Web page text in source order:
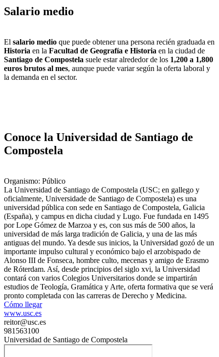
Salario medio
El salario medio que puede obtener una persona recién graduada en
Historia en la Facultad de Geografía e Historia en la ciudad de
Santiago de Compostela suele estar alrededor de los 1,200 a 1,800
euros brutos al mes, aunque puede variar según la oferta laboral y
la demanda en el sector.
Conoce la Universidad de Santiago de
Compostela
Organismo: Público
La Universidad de Santiago de Compostela (USC; en gallego y
oficialmente, Universidade de Santiago de Compostela) es una
universidad pública con sede en Santiago de Compostela, Galicia
(España), y campus en dicha ciudad y Lugo. Fue fundada en 1495
por Lope Gómez de Marzoa y es, con sus más de 500 años, la
universidad de más larga tradición de Galicia, y una de las más
antiguas del mundo. Ya desde sus inicios, la Universidad gozó de un
importante impulso cultural y económico bajo el arzobispado de
Alonso III de Fonseca, hombre culto, mecenas y amigo de Erasmo
de Róterdam. Así, desde principios del siglo xvi, la Universidad
contará con varios Colegios Universitarios donde se impartirán
estudios de Teología, Gramática y Arte, oferta formativa que se verá
pronto completada con las carreras de Derecho y Medicina.
Cómo llegar
www.usc.es
reitor@usc.es
981563100
Universidad de Santiago de Compostela